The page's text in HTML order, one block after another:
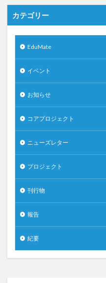
カテゴリー
EduMate
イベント
お知らせ
コアプロジェクト
ニューズレター
プロジェクト
刊行物
報告
紀要